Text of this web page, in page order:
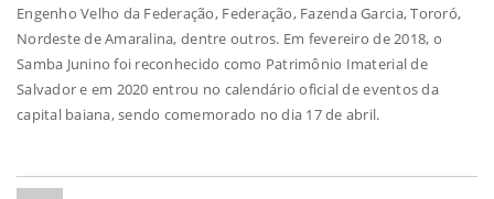
Engenho Velho da Federação, Federação, Fazenda Garcia, Tororó,
Nordeste de Amaralina, dentre outros. Em fevereiro de 2018, o
Samba Junino foi reconhecido como Patrimônio Imaterial de
Salvador e em 2020 entrou no calendário oficial de eventos da
capital baiana, sendo comemorado no dia 17 de abril.